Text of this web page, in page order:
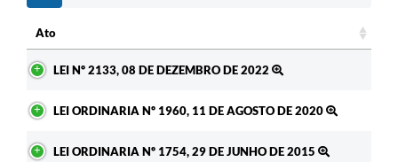
Ato
LEI Nº 2133, 08 DE DEZEMBRO DE 2022
LEI ORDINARIA Nº 1960, 11 DE AGOSTO DE 2020
LEI ORDINARIA Nº 1754, 29 DE JUNHO DE 2015